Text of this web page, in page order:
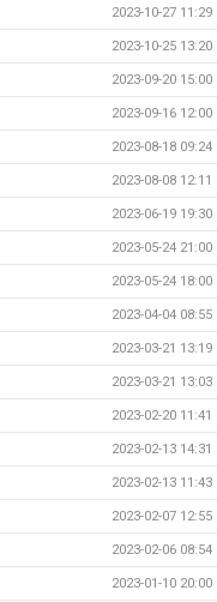
2023-10-27 11:29
2023-10-25 13:20
2023-09-20 15:00
2023-09-16 12:00
2023-08-18 09:24
2023-08-08 12:11
2023-06-19 19:30
2023-05-24 21:00
2023-05-24 18:00
2023-04-04 08:55
2023-03-21 13:19
2023-03-21 13:03
2023-02-20 11:41
2023-02-13 14:31
2023-02-13 11:43
2023-02-07 12:55
2023-02-06 08:54
2023-01-10 20:00